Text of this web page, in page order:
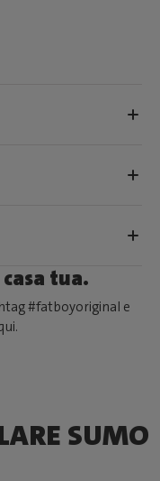
tua.
#fatboyoriginal e
SUMO